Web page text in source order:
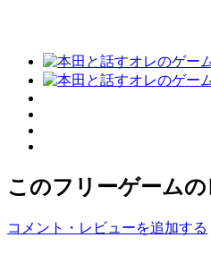
このフリーゲーム
コメント・レビューを追加する